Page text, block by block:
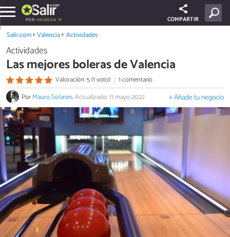
POR: VALENCIA COMPARTIR
Salir.com Valencia Actividades
Actividades
Las mejores boleras de Valencia
Valoración: 5 (1 voto)
1 comentario
PorMauro Solanes.Actualizado: 11 mayo 2022 + Añade tu negocio